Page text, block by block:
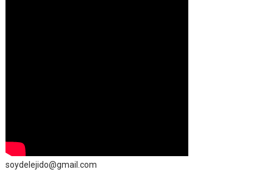
soydelejido@gmail.com